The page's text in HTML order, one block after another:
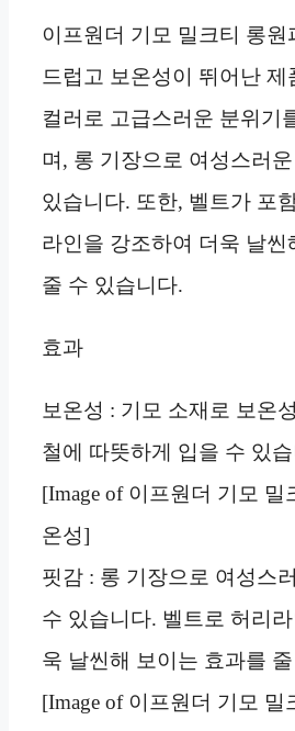
이프원더 기모 밀크티 롱원
드럽고 보온성이 뛰어난 제
컬러로 고급스러운 분위기
며, 롱 기장으로 여성스러
있습니다. 또한, 벨트가 포
라인을 강조하여 더욱 날씬
줄 수 있습니다.
효과
보온성 : 기모 소재로 보온
철에 따뜻하게 입을 수 있
[Image of 이프원더 기모 밀
온성]
핏감 : 롱 기장으로 여성스
수 있습니다. 벨트로 허리
욱 날씬해 보이는 효과를
[Image of 이프원더 기모 밀